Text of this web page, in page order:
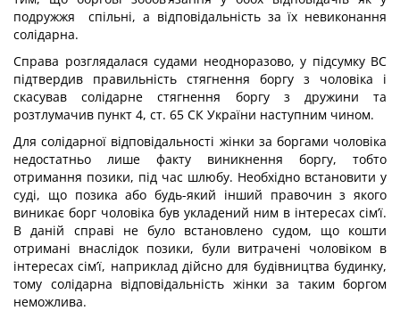
подружжя спільні, а відповідальність за їх невиконання
солідарна.
Справа розглядалася судами неодноразово, у підсумку ВС
підтвердив правильність стягнення боргу з чоловіка і
скасував солідарне стягнення боргу з дружини та
розтлумачив пункт 4, ст. 65 СК України наступним чином.
Для солідарної відповідальності жінки за боргами чоловіка
недостатньо лише факту виникнення боргу, тобто
отримання позики, під час шлюбу. Необхідно встановити у
суді, що позика або будь-який інший правочин з якого
виникає борг чоловіка був укладений ним в інтересах сім’ї.
В даній справі не було встановлено судом, що кошти
отримані внаслідок позики, були витрачені чоловіком в
інтересах сім’ї, наприклад дійсно для будівництва будинку,
тому солідарна відповідальність жінки за таким боргом
неможлива.